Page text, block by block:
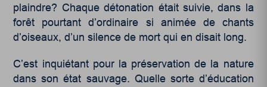
plaindre? Chaque détonation était suivie, dans la
forêt pourtant d’ordinaire si animée de chants
d’oiseaux, d’un silence de mort qui en disait long.
C’est inquiétant pour la préservation de la nature
dans son état sauvage. Quelle sorte d’éducation